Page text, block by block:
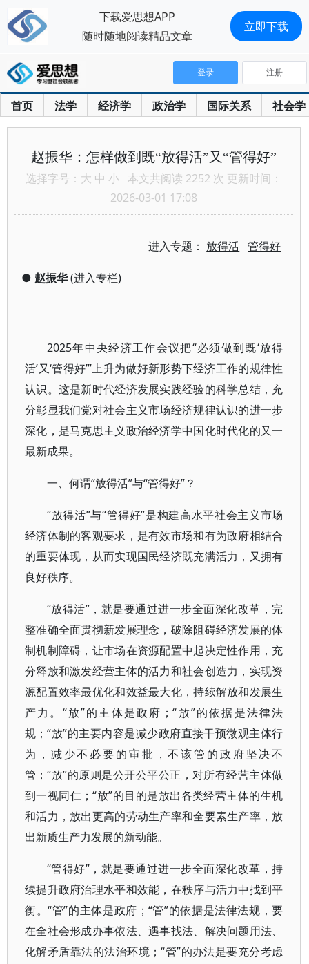
首页 法学 经济学 政治学 国际关系 社会学
登录 注册
赵振华：怎样做到既“放得活”又“管得好”
选择字号： 大 中 小 本文共阅读 2252 次 更新时间：
2026-03-01 17:08
进入专题： 放得活 管得好
● 赵振华(进入专栏)
2025年中央经济工作会议把“必须做到既‘放得
活’又‘管得好’”上升为做好新形势下经济工作的规律性
认识。这是新时代经济发展实践经验的科学总结，充
分彰显我们党对社会主义市场经济规律认识的进一步
深化，是马克思主义政治经济学中国化时代化的又一
最新成果。
一、何谓“放得活”与“管得好”？
“放得活”与“管得好”是构建高水平社会主义市场
经济体制的客观要求，是有效市场和有为政府相结合
的重要体现，从而实现国民经济既充满活力，又拥有
良好秩序。
“放得活”，就是要通过进一步全面深化改革，完
整准确全面贯彻新发展理念，破除阻碍经济发展的体
制机制障碍，让市场在资源配置中起决定性作用，充
分释放和激发经营主体的活力和社会创造力，实现资
源配置效率最优化和效益最大化，持续解放和发展生
产力。“放”的主体是政府；“放”的依据是法律法
规；“放”的主要内容是减少政府直接干预微观主体行
为，减少不必要的审批，不该管的政府坚决不
管；“放”的原则是公开公平公正，对所有经营主体做
到一视同仁；“放”的目的是放出各类经营主体的生机
和活力，放出更高的劳动生产率和全要素生产率，放
出新质生产力发展的新动能。
“管得好”，就是要通过进一步全面深化改革，持
续提升政府治理水平和效能，在秩序与活力中找到平
衡。“管”的主体是政府；“管”的依据是法律法规，要
在全社会形成办事依法、遇事找法、解决问题用法、
化解矛盾靠法的法治环境；“管”的办法是要充分考虑
下载爱思想APP
随时随地阅读精品文章
立即下载